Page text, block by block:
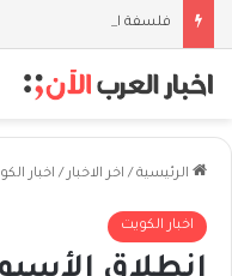
فلسفة الخيط والموج:
الرئيسية / اخر الاخبار / اخبار
اخبار الكويت